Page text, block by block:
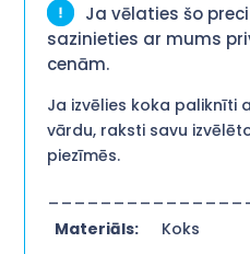
Ja vēlaties šo
sazinieties ar mums
cenām.
Ja izvēlies koka paliknīti
vārdu, raksti savu
piezīmēs.
Materiāls:
Koks